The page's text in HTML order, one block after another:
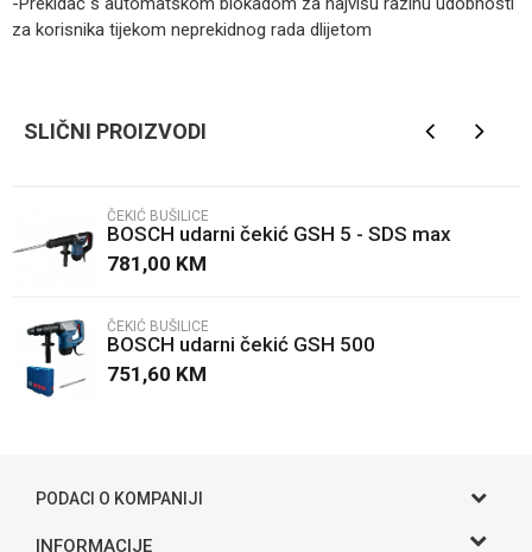
za korisnika tijekom neprekidnog rada dlijetom
Poruka
SLIČNI PROIZVODI
ČEKIĆ BUŠILICE
BOSCH udarni čekić GSH 5 - SDS max
781,00 KM
ČEKIĆ BUŠILICE
BOSCH udarni čekić GSH 500
751,60 KM
PODACI O KOMPANIJI
Gama S doo
INFORMACIJE